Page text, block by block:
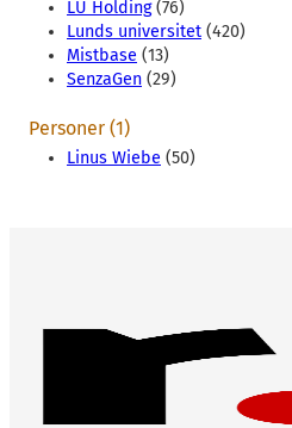
LU Holding(76)
Lunds universitet (420)
Mistbase (13)
SenzaGen (29)
Personer (1)
Linus Wiebe (50)